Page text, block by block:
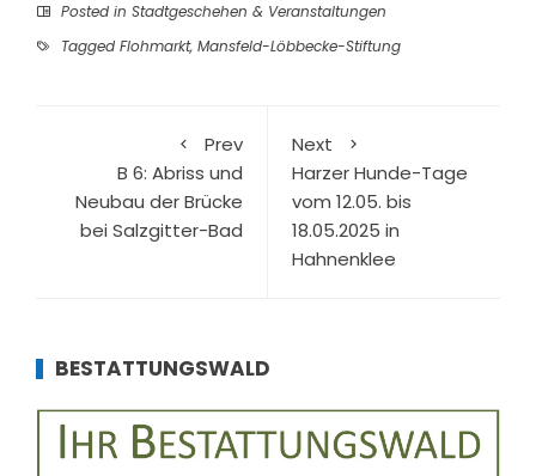
Posted in Stadtgeschehen & Veranstaltungen
Tagged Flohmarkt, Mansfeld-Löbbecke-Stiftung
Prev
B 6: Abriss und
Neubau der Brücke
bei Salzgitter-Bad
Next
Harzer Hunde-Tage
vom 12.05. bis
18.05.2025 in
Hahnenklee
BESTATTUNGSWALD